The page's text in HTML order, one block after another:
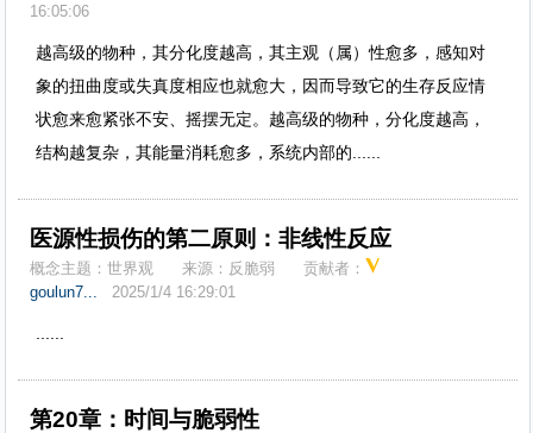
16:05:06
越高级的物种，其分化度越高，其主观（属）性愈多，感知对
象的扭曲度或失真度相应也就愈大，因而导致它的生存反应情
状愈来愈紧张不安、摇摆无定。越高级的物种，分化度越高，
结构越复杂，其能量消耗愈多，系统内部的......
医源性损伤的第二原则：非线性反应
概念主题：世界观 来源： 反脆弱
贡献者：
goulun7...
2025/1/4 16:29:01
第20章：时间与脆弱性